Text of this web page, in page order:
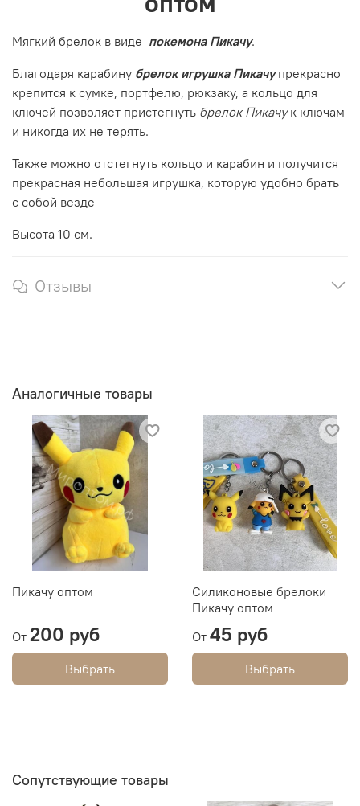
Мягкий брелок в виде покемона Пикачу.
Благодаря карабину брелок игрушка Пикачупрекрасно
крепится к сумке, портфелю, рюкзаку, а кольцо для
ключей позволяет пристегнуть брелок Пикачук ключам
и никогда их не терять.
Также можно отстегнуть кольцо и карабин и получится
прекрасная небольшая игрушка, которую удобно брать
с собой везде
Высота 10 см.
Отзывы
Аналогичные товары
Пикачу оптом
От 200 руб
Выбрать
Силиконовые брелоки
Пикачу оптом
От 45 руб
Выбрать
Сопутствующие товары